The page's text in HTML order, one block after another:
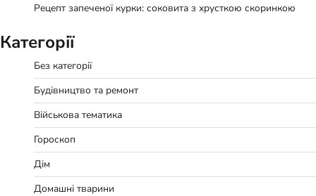
Рецепт запеченої курки: соковита з хрусткою скоринкою
Категорії
Без категорії
Будівництво та ремонт
Військова тематика
Гороскоп
Дім
Домашні тварини